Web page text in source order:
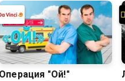
Операция "Ой!"